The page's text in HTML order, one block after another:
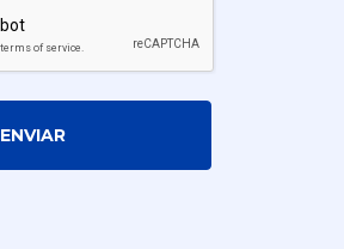
ENVIAR